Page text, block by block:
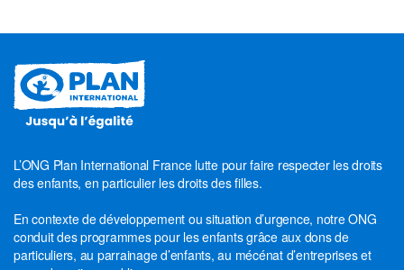
L’ONG Plan International France lutte pour faire respecter les droits
des enfants, en particulier les droits des filles.
En contexte de développement ou situation d’urgence, notre ONG
conduit des programmes pour les enfants grâce aux dons de
particuliers, au parrainage d’enfants, au mécénat d’entreprises et